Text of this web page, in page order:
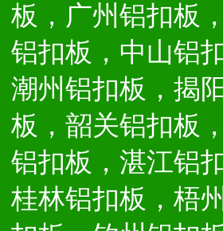
板，广州铝扣板
铝扣板，中山铝
潮州铝扣板，揭
板，韶关铝扣板
铝扣板，湛江铝
桂林铝扣板，梧